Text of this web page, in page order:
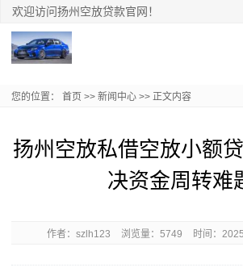
欢迎访问扬州空放贷款官网！
您的位置： 首页 >> 新闻中心 >> 正文内容
扬州空放私借空放小额
决资金周转难
作者：szlh123 浏览量：5749 时间：